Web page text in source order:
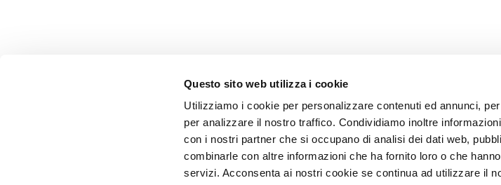
Questo sito web utilizza i cookie
Utilizziamo i cookie per personalizzare contenuti ed annunci,
per analizzare il nostro traffico. Condividiamo inoltre
con i nostri partner che si occupano di analisi dei dati web,
combinarle con altre informazioni che ha fornito loro o che
servizi. Acconsenta ai nostri cookie se continua ad utilizzare il